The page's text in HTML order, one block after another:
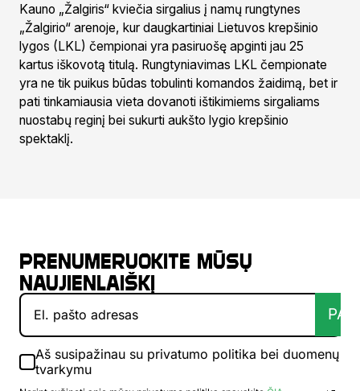
Kauno „Žalgiris“ kviečia sirgalius į namų rungtynes
„Žalgirio“ arenoje, kur daugkartiniai Lietuvos krepšinio
lygos (LKL) čempionai yra pasiruošę apginti jau 25
kartus iškovotą titulą. Rungtyniavimas LKL čempionate
yra ne tik puikus būdas tobulinti komandos žaidimą, bet ir
pati tinkamiausia vieta dovanoti ištikimiems sirgaliams
nuostabų reginį bei sukurti aukšto lygio krepšinio
spektaklį.
Prenumeruokite mūsų
naujienlaiškį
Aš susipažinau su privatumo politika bei duomenų
tvarkymu